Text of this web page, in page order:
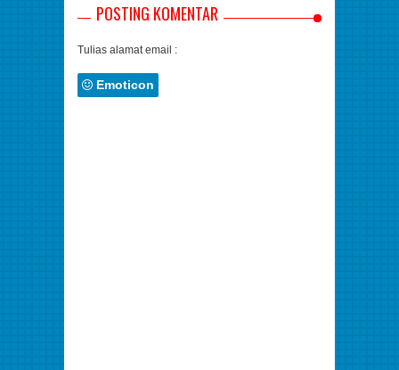
POSTING KOMENTAR
Tulias alamat email :
Emoticon